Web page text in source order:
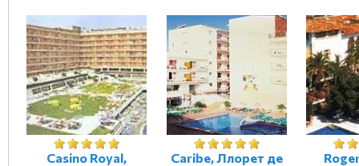
Casino Royal,
Caribe, Ллорет де